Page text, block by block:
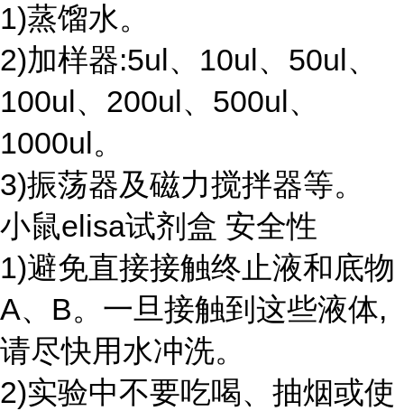
1)蒸馏水。
2)加样器:5ul、10ul、50ul、
100ul、200ul、500ul、
1000ul。
3)振荡器及磁力搅拌器等。
小鼠elisa试剂盒 安全性
1)避免直接接触终止液和底物
A、B。一旦接触到这些液体,
请尽快用水冲洗。
2)实验中不要吃喝、抽烟或使